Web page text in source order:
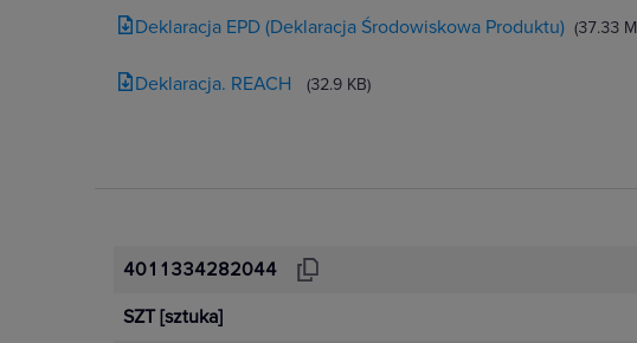
Deklaracja EPD (Deklaracja Środowiskowa Produktu) (37.33
Deklaracja. REACH (32.9 KB)
4011334282044
SZT [sztuka]